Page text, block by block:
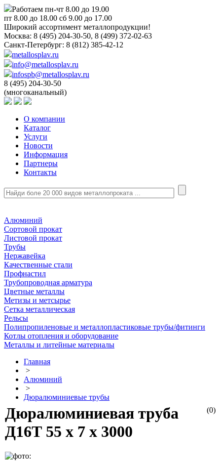
Работаем пн-чт 8.00 до 19.00
пт 8.00 до 18.00 сб 9.00 до 17.00
Широкий ассортимент металлопродукции!
Москва: 8 (495) 204-30-50, 8 (499) 372-02-63
Санкт-Петербург: 8 (812) 385-42-12
metallosplav.ru
info@metallosplav.ru
infospb@metallosplav.ru
8 (495) 204-30-50
(многоканальный)
О компании
Каталог
Услуги
Новости
Информация
Партнеры
Контакты
Алюминий
Сортовой прокат
Листовой прокат
Трубы
Нержавейка
Качественные стали
Профнастил
Трубопроводная арматура
Цветные металлы
Метизы и метсырье
Сетка металлическая
Рельсы
Полипропиленовые и металлопластиковые трубы/фитинги
Котлы отопления и оборудование
Металлы и литейные материалы
Главная
>
Алюминий
>
Дюралюминиевые трубы
(0)
Дюралюминиевая труба
Д16Т 55 х 7 х 3000